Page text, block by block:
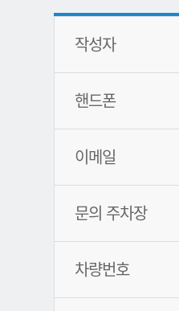
작성자
핸드폰
이메일
문의 주차장
차량번호